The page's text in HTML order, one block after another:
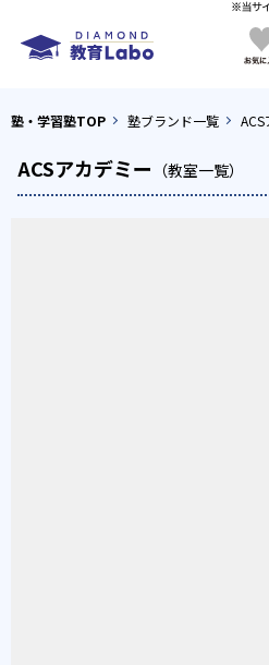
塾・学習塾TOP 塾ブランド一覧
ACSアカデミー （教室一覧）